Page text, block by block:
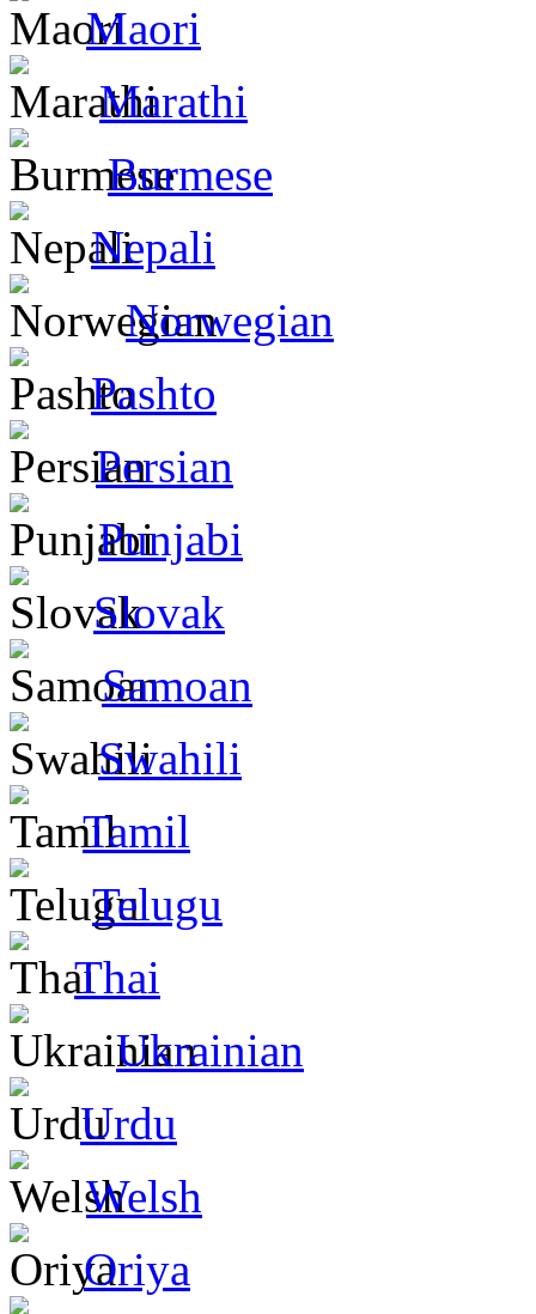
Maori
Marathi
Burmese
Nepali
Norwegian
Pashto
Persian
Punjabi
Slovak
Samoan
Swahili
Tamil
Telugu
Thai
Ukrainian
Urdu
Welsh
Oriya